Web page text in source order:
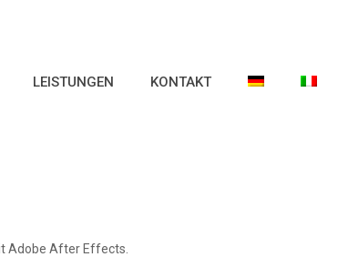
LEISTUNGEN KONTAKT
Adobe After Effects.